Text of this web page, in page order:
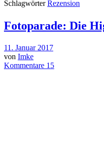
SchlagwörterRezension
Fotoparade: Die
11. Januar 2017
von Imke
Kommentare 15